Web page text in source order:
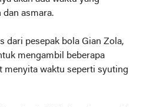
dan asmara.
dari pesepak bola Gian Zola,
mengambil beberapa
menyita waktu seperti syuting